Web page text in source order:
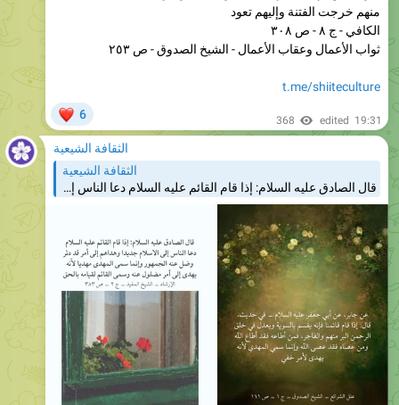
ثواب الأعمال وعقاب الأعمال - الشيخ الصدوق - ص ٢٥٣
t.me/shiiteculture
368 edited19:31
الثقافة الشيعية
الثقافة الشيعية
قال الصادق عليه السلام: إذا قام القائم عليه السلام دعا الناس إلى الاسلام جديدا وهداهم إلى أمر قد دثر وضل عنه الجمهور وإنما سمى المهدى مهديا لأنه يهدى إلى أمر مضلول عنه وسمى القائم لقيامه بالحق الإرشاد - الشيخ المفيد - ج ٢ - ص ٣٨٣ إثبات الهداة بالنصوص والمعجزات…
t.me/shiiteculture